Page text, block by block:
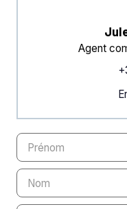
Agent
Prénom
Nom